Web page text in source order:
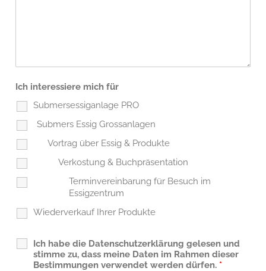
Ich interessiere mich für
Submersessiganlage PRO
Submers Essig Grossanlagen
Vortrag über Essig & Produkte
Verkostung & Buchpräsentation
Terminvereinbarung für Besuch im
Essigzentrum
Wiederverkauf Ihrer Produkte
Ich habe die Datenschutzerklärung gelesen und
stimme zu, dass meine Daten im Rahmen dieser
Bestimmungen verwendet werden dürfen. *